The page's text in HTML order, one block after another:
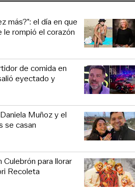
más?”: el día en que
le rompió el corazón
de comida en
eyectado y
Muñoz y el
se casan
Culebrón para llorar
Recoleta